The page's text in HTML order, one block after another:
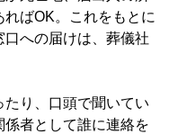
ばOK。これをもとに
への届けは、葬儀社
り、口頭で聞いてい
者として誰に連絡を